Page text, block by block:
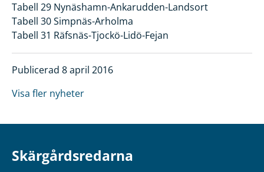
Tabell 29 Nynäshamn-Ankarudden-Landsort
Tabell 30 Simpnäs-Arholma
Tabell 31 Räfsnäs-Tjockö-Lidö-Fejan
Publicerad 8 april 2016
Visa fler nyheter
Skärgårdsredarna